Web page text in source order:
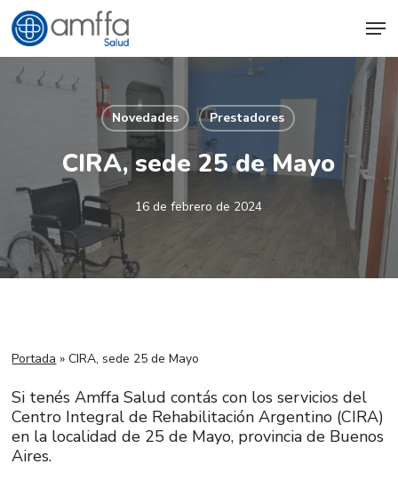
Skip
to
main
content
Novedades Prestadores
CIRA, sede 25 de Mayo
16 de febrero de 2024
Portada »CIRA, sede 25 de Mayo
Si tenés Amffa Salud contás con los servicios del
Centro Integral de Rehabilitación Argentino (CIRA)
en la localidad de 25 de Mayo, provincia de Buenos
Aires.